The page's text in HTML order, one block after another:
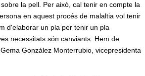
la pell. Per això, cal tenir en compte la
en aquest procés de malaltia vol tenir
d'elaborar un pla per tenir un pla
necessitats són canviants. Hem de
González Monterrubio, vicepresidenta